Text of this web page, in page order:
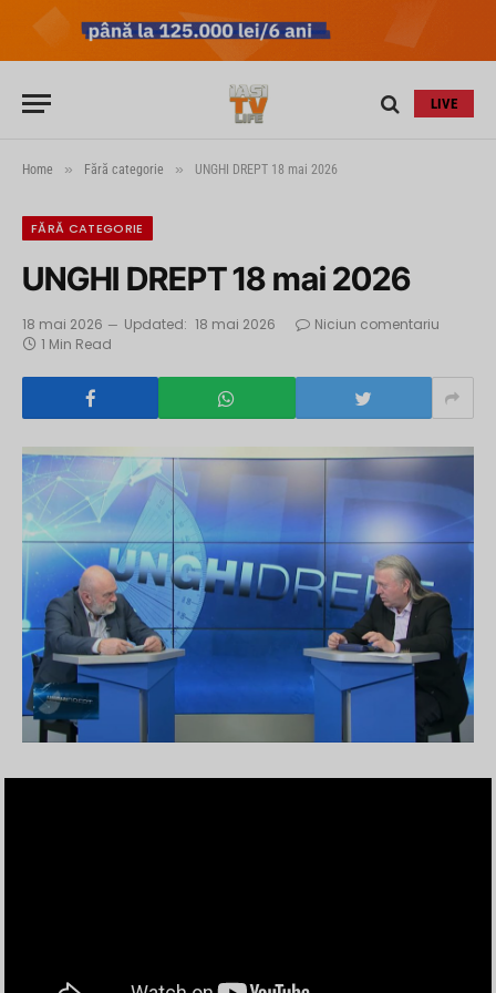
LIVE
Home » Fără categorie » UNGHI DREPT 18 mai 2026
FĂRĂ CATEGORIE
UNGHI DREPT 18 mai 2026
18 mai 2026 Updated: 18 mai 2026
Niciun comentariu
1 Min Read